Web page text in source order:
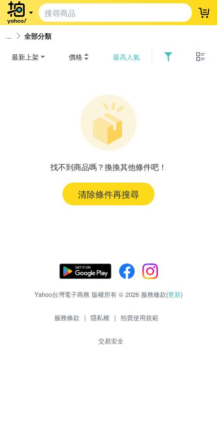
登
全部分類
最新上架 價格 最高人氣
找不到商品嗎？換換其他條件吧！
清除條件再搜尋
Yahoo台灣電子商務 版權所有 © 2026 服務條款(更新)
服務條款 | 隱私權 | 拍賣使用規範
交易安全